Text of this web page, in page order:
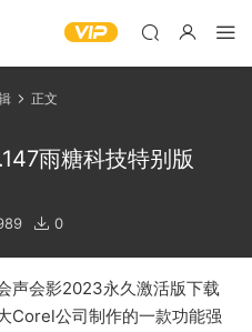
正文
雨糖科技特别版
0
声会影2023永久激活版下载
Corel公司制作的一款功能强